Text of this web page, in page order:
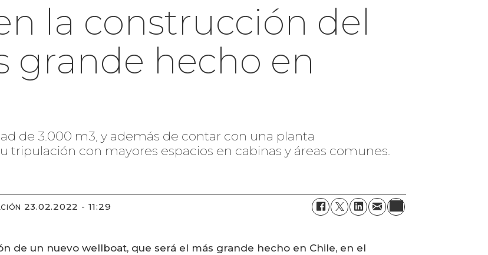
la construcción del
grande hecho en
de 3.000 m3, y además de contar con una planta
tripulación con mayores espacios en cabinas y áreas comunes.
23.02.2022 - 11:29
de un nuevo wellboat, que será el más grande hecho en Chile, en el